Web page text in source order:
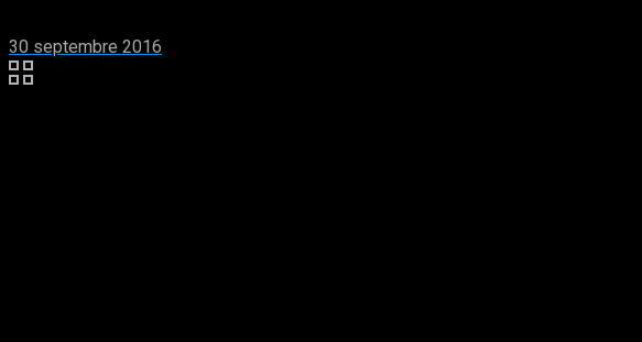
30 septembre 2016